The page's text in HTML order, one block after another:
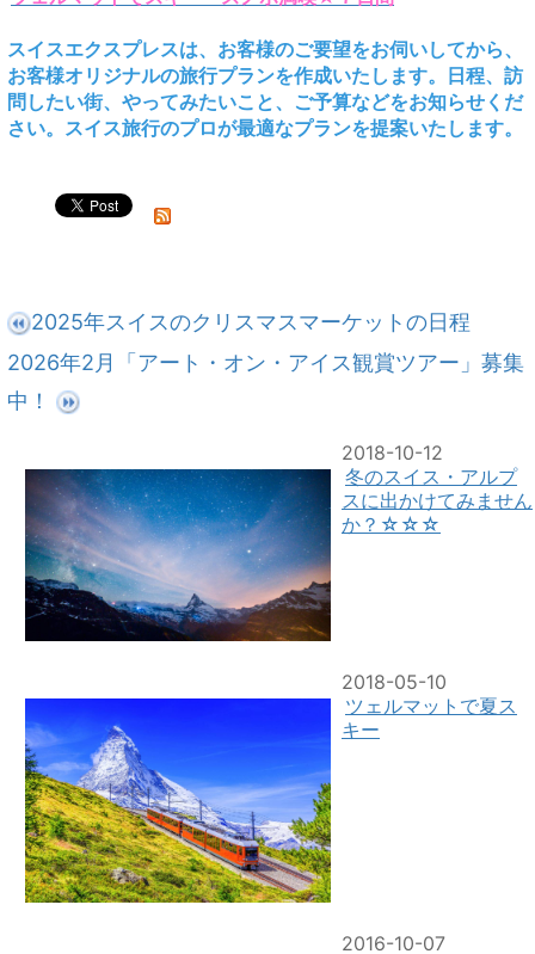
スイスエクスプレスは、お客様のご要望をお伺いしてから、
お客様オリジナルの旅行プランを作成いたします。日程、訪
問したい街、やってみたいこと、ご予算などをお知らせくだ
さい。スイス旅行のプロが最適なプランを提案いたします。
2025年スイスのクリスマスマーケットの日程
2026年2月「アート・オン・アイス観賞ツアー」募集
中！
2018-10-12
冬のスイス・アルプ
スに出かけてみません
か？☆☆☆
2018-05-10
ツェルマットで夏ス
キー
2016-10-07